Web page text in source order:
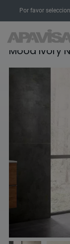
Por favor
Mood Ivory